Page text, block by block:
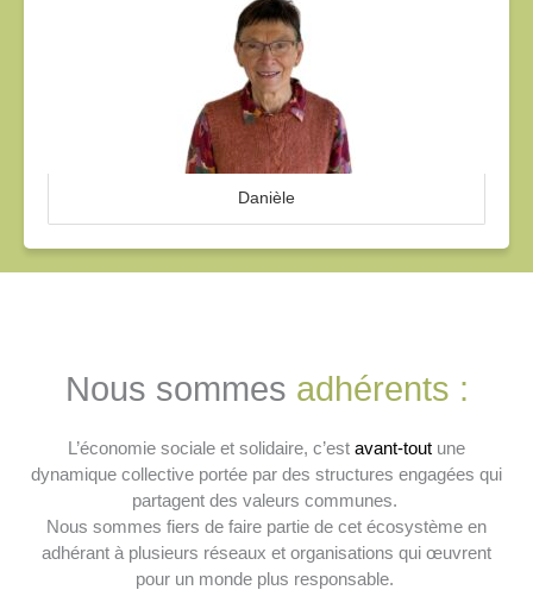
Danièle
Nous sommes adhérents :
L’économie sociale et solidaire, c’est avant-tout une
dynamique collective portée par des structures engagées qui
partagent des valeurs communes.
Nous sommes fiers de faire partie de cet écosystème en
adhérant à plusieurs réseaux et organisations qui œuvrent
pour un monde plus responsable.